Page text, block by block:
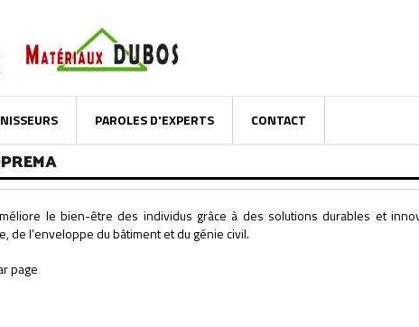
PAROLES D'EXPERTS CONTACT
le bien-être des individus grâce à des solutions durables et
de l’enveloppe du bâtiment et du génie civil.